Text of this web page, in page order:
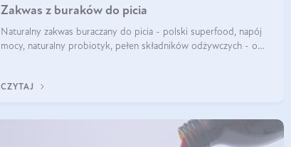
Zakwas z buraków do picia
Naturalny zakwas buraczany do picia - polski superfood, napój
mocy, naturalny probiotyk, pełen składników odżywczych - o
CZYTAJ